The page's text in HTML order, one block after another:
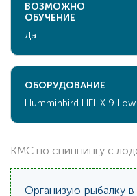
ВОЗМОЖНО
ОБУЧЕНИЕ
Да
ОБОРУДОВАНИЕ
Humminbird HELIX 9
КМС по спиннингу с
Организую рыбалку